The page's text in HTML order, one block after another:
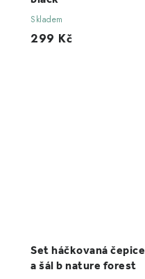
Skladem
299 Kč
Set háčkovaná čepice
a šál b nature forest